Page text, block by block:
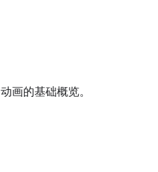
画的基础概览。